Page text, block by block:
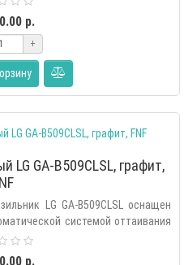
р.
+
LG GA-B509CLSL, графит,
LG GA-B509CLSL оснащен
системой оттаивания
р.